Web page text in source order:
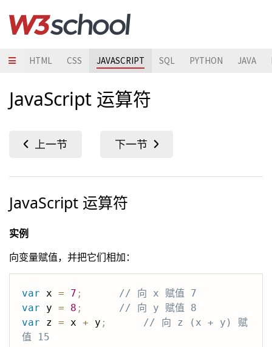
HTML CSS JAVASCRIPT SQL PYTHON JAVA
JavaScript 运算符
JavaScript 运算符
实例
向变量赋值，并把它们相加：
var x = 7 ;
// 向 x 赋值 7
var y = 8 ;
// 向 y 赋值 8
var z = x + y ;
// 向 z (x + y) 赋
值 15